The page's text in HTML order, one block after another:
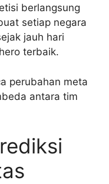
berlangsung
setiap negara
jauh hari
terbaik.
perubahan meta
antara tim